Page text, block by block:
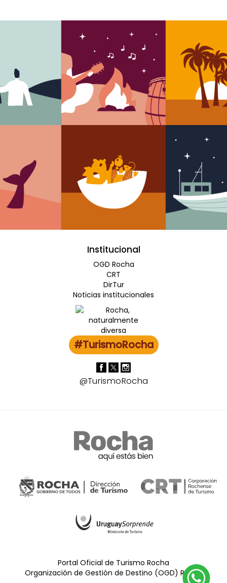
Institucional
OGD Rocha
CRT
DirTur
Noticias institucionales
#TurismoRocha
@TurismoRocha
Portal Oficial de Turismo Rocha
Organización de Gestión de Destino (OGD) Rocha